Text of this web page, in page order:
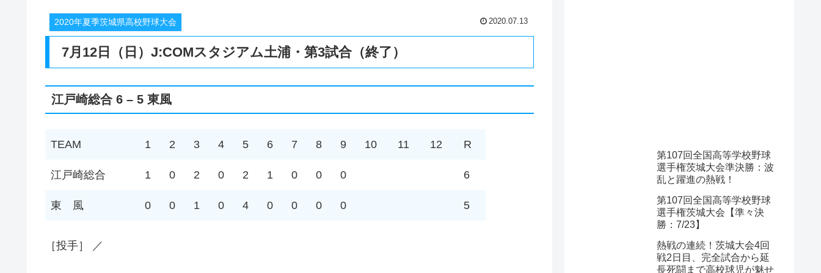
2020年夏季茨城県高校野球大会 2020.07.13
7月12日（日）J:COMスタジアム土浦・第3試合（終了）
江戸崎総合 6 – 5 東風
TEAM 1 2 3 4 5 6 7 8 9 10 11 12 R
江戸崎総合 1 0 2 0 2 1 0 0 0 6
東 風 0 0 1 0 4 0 0 0 0 5
［投手］ ／
第107回全国高等学校野球
選手権茨城大会準決勝：波
乱と躍進の熱戦！
第107回全国高等学校野球
選手権茨城大会【準々決
勝：7/23】
熱戦の連続！茨城大会4回
戦2日目、完全試合から延
長死闘まで高校球児が魅せ